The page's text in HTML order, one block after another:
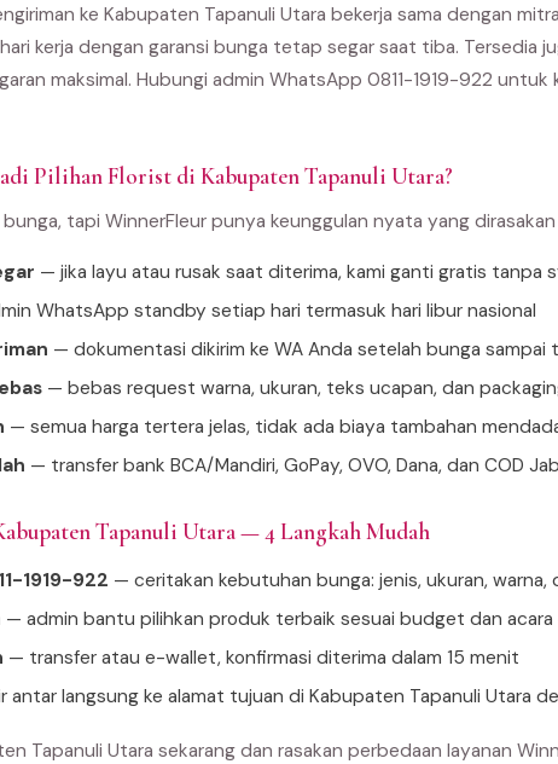
ke Kabupaten Tapanuli Utara bekerja sama dengan
kerja dengan garansi bunga tetap segar saat tiba. Tersedia
maksimal. Hubungi admin WhatsApp 0811-1919-922 untuk
Pilihan Florist di Kabupaten Tapanuli Utara?
tapi WinnerFleur punya keunggulan nyata yang
— jika layu atau rusak saat diterima, kami ganti gratis tanpa
WhatsApp standby setiap hari termasuk hari libur nasional
— dokumentasi dikirim ke WA Anda setelah bunga sampai
— bebas request warna, ukuran, teks ucapan, dan
— semua harga tertera jelas, tidak ada biaya tambahan
— transfer bank BCA/Mandiri, GoPay, OVO, Dana, dan COD
Tapanuli Utara — 4 Langkah Mudah
1919-922 — ceritakan kebutuhan bunga: jenis, ukuran, warna,
— admin bantu pilihkan produk terbaik sesuai budget dan acara
— transfer atau e-wallet, konfirmasi diterima dalam 15 menit
antar langsung ke alamat tujuan di Kabupaten Tapanuli Utara
Tapanuli Utara sekarang dan rasakan perbedaan layanan